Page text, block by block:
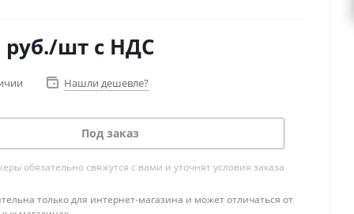
руб./шт с НДС
Нашли дешевле?
Под заказ
обязательно свяжутся с вами и уточнят условия заказа
только для интернет-магазина и может отличаться от